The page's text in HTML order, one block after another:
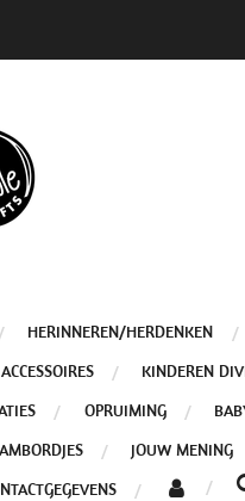
HERINNEREN/HERDENKEN
ACCESSOIRES KINDEREN
OPRUIMING
JOUW MENING